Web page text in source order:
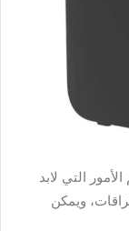
التي لابد
ويمكن